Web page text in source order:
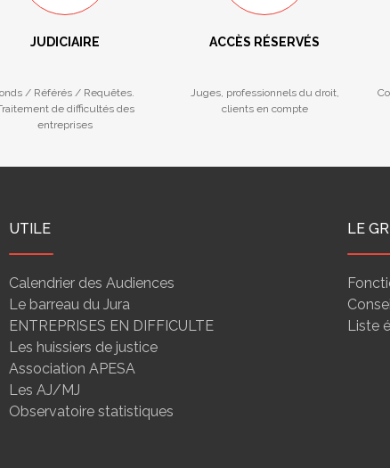
JUDICIAIRE
/ Référés / Requêtes.
de difficultés des
entreprises
ACCÈS RÉSERVÉS
Juges, professionnels du droit,
clients en compte
UTILE
Calendrier des Audiences
Le barreau du Jura
ENTREPRISES EN DIFFICULTE
Les huissiers de justice
Association APESA
Les AJ/MJ
Observatoire statistiques
LE
Liste